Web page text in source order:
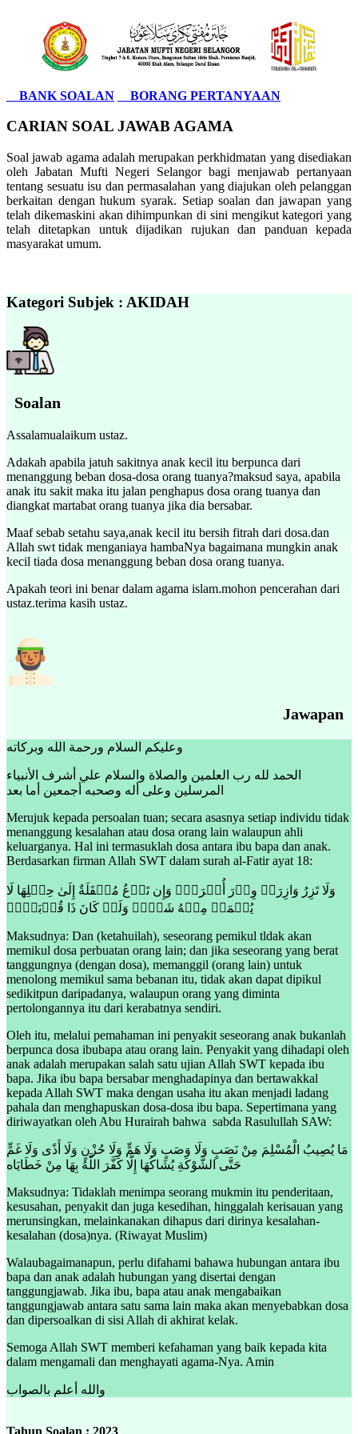
BANK SOALAN BORANG PERTANYAAN
CARIAN SOAL JAWAB AGAMA
Soal jawab agama adalah merupakan perkhidmatan yang disediakan
oleh Jabatan Mufti Negeri Selangor bagi menjawab pertanyaan
tentang sesuatu isu dan permasalahan yang diajukan oleh pelanggan
berkaitan dengan hukum syarak. Setiap soalan dan jawapan yang
telah dikemaskini akan dihimpunkan di sini mengikut kategori yang
telah ditetapkan untuk dijadikan rujukan dan panduan kepada
masyarakat umum.
Kategori Subjek : AKIDAH
Soalan
Assalamualaikum ustaz.
Adakah apabila jatuh sakitnya anak kecil itu berpunca dari
menanggung beban dosa-dosa orang tuanya?maksud saya, apabila
anak itu sakit maka itu jalan penghapus dosa orang tuanya dan
diangkat martabat orang tuanya jika dia bersabar.
Maaf sebab setahu saya,anak kecil itu bersih fitrah dari dosa.dan
Allah swt tidak menganiaya hambaNya bagaimana mungkin anak
kecil tiada dosa menanggung beban dosa orang tuanya.
Apakah teori ini benar dalam agama islam.mohon pencerahan dari
ustaz.terima kasih ustaz.
Jawapan
وعليكم السلام ورحمة الله وبركاته
الحمد لله رب العلمين والصلاة والسلام علي أشرف الأنبياء
المرسلين وعلى أله وصحبه أجمعين أما بعد
Merujuk kepada persoalan tuan; secara asasnya setiap individu tidak
menanggung kesalahan atau dosa orang lain walaupun ahli
keluarganya. Hal ini termasuklah dosa antara ibu bapa dan anak.
Berdasarkan firman Allah SWT dalam surah al-Fatir ayat 18:
وَلَا تَزِرُ وَازِرَةٞ وِزۡرَ أُخۡرَىٰۚ وَإِن تَدۡعُ مُثۡقَلَةٌ إِلَىٰ حِمۡلِهَا لَا
يُحۡمَلۡ مِنۡهُ شَيۡءٞ وَلَوۡ كَانَ ذَا قُرۡبَىٰٓۗ
Maksudnya: Dan (ketahuilah), seseorang pemikul tldak akan
memikul dosa perbuatan orang lain; dan jika seseorang yang berat
tanggungnya (dengan dosa), memanggil (orang lain) untuk
menolong memikul sama bebanan itu, tidak akan dapat dipikul
sedikitpun daripadanya, walaupun orang yang diminta
pertolongannya itu dari kerabatnya sendiri.
Oleh itu, melalui pemahaman ini penyakit seseorang anak bukanlah
berpunca dosa ibubapa atau orang lain. Penyakit yang dihadapi oleh
anak adalah merupakan salah satu ujian Allah SWT kepada ibu
bapa. Jika ibu bapa bersabar menghadapinya dan bertawakkal
kepada Allah SWT maka dengan usaha itu akan menjadi ladang
pahala dan menghapuskan dosa-dosa ibu bapa. Sepertimana yang
diriwayatkan oleh Abu Hurairah bahwa sabda Rasulullah SAW:
مَا يُصِيبُ الْمُسْلِمَ مِنْ نَصَبٍ وَلَا وَصَبٍ وَلَا هَمٍّ وَلَا حُزْنٍ وَلَا أَذًى وَلَا غَمٍّ
حَتَّى الشَّوْكَةِ يُشَاكُهَا إِلَّا كَفَّرَ اللَّهُ بِهَا مِنْ خَطَايَاه
Maksudnya: Tidaklah menimpa seorang mukmin itu penderitaan,
kesusahan, penyakit dan juga kesedihan, hinggalah kerisauan yang
merunsingkan, melainkanakan dihapus dari dirinya kesalahan-
kesalahan (dosa)nya. (Riwayat Muslim)
Walaubagaimanapun, perlu difahami bahawa hubungan antara ibu
bapa dan anak adalah hubungan yang disertai dengan
tanggungjawab. Jika ibu, bapa atau anak mengabaikan
tanggungjawab antara satu sama lain maka akan menyebabkan dosa
dan dipersoalkan di sisi Allah di akhirat kelak.
Semoga Allah SWT memberi kefahaman yang baik kepada kita
dalam mengamali dan menghayati agama-Nya. Amin
والله أعلم بالصواب
Tahun Soalan : 2023